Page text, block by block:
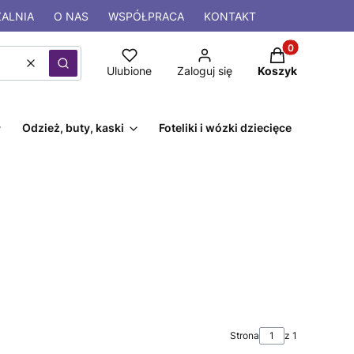
O NAS WSPÓŁPRACA KONTAKT
WyczyśćSzukaj Ulubione Zaloguj się
Produkty w
Koszyk
Odzież, buty, kaski Foteliki i wózki dziecięce
Strona z 1